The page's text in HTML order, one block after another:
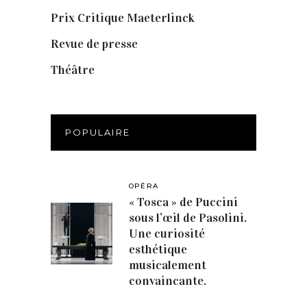
Prix Critique Maeterlinck
Revue de presse
Théâtre
POPULAIRE
OPÉRA
« Tosca » de Puccini
sous l’œil de Pasolini.
Une curiosité
esthétique
musicalement
convaincante.